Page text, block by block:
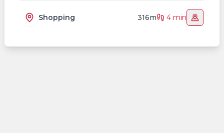
Shopping 316m 4 min